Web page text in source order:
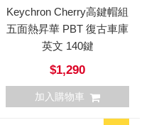
Keychron Cherry高鍵帽組
五面熱昇華 PBT 復古車庫
英文 140鍵
$1,290
加入購物車